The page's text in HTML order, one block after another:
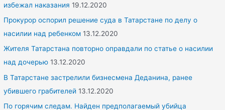
избежал наказания 19.12.2020
Прокурор оспорил решение суда в Татарстане по делу о
насилии над ребенком 13.12.2020
Жителя Татарстана повторно оправдали по статье о насилии
над дочерью 13.12.2020
В Татарстане застрелили бизнесмена Деданина, ранее
убившего грабителей 13.12.2020
По горячим следам. Найден предполагаемый убийца